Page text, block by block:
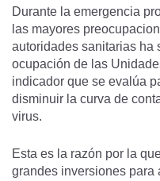
Durante la emergencia
las mayores
autoridades sanitarias ha
ocupación de las
indicador que se evalúa
disminuir la curva de
virus.
Esta es la razón por la
grandes inversiones para